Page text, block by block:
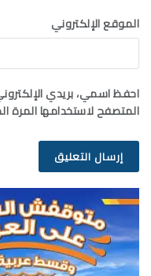
الموقع الإلكتروني
احفظ اسمي، بريدي
المتصفح لاستخدامها المرة